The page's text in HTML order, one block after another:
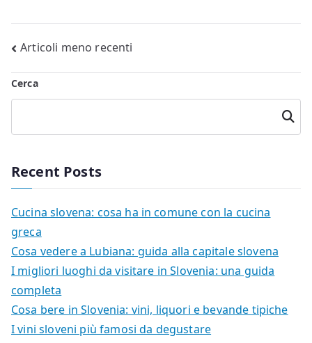
Navigazione
articoli
Articoli meno recenti
Cerca
Cerca
Recent Posts
Cucina slovena: cosa ha in comune con la cucina
greca
Cosa vedere a Lubiana: guida alla capitale slovena
I migliori luoghi da visitare in Slovenia: una guida
completa
Cosa bere in Slovenia: vini, liquori e bevande tipiche
I vini sloveni più famosi da degustare